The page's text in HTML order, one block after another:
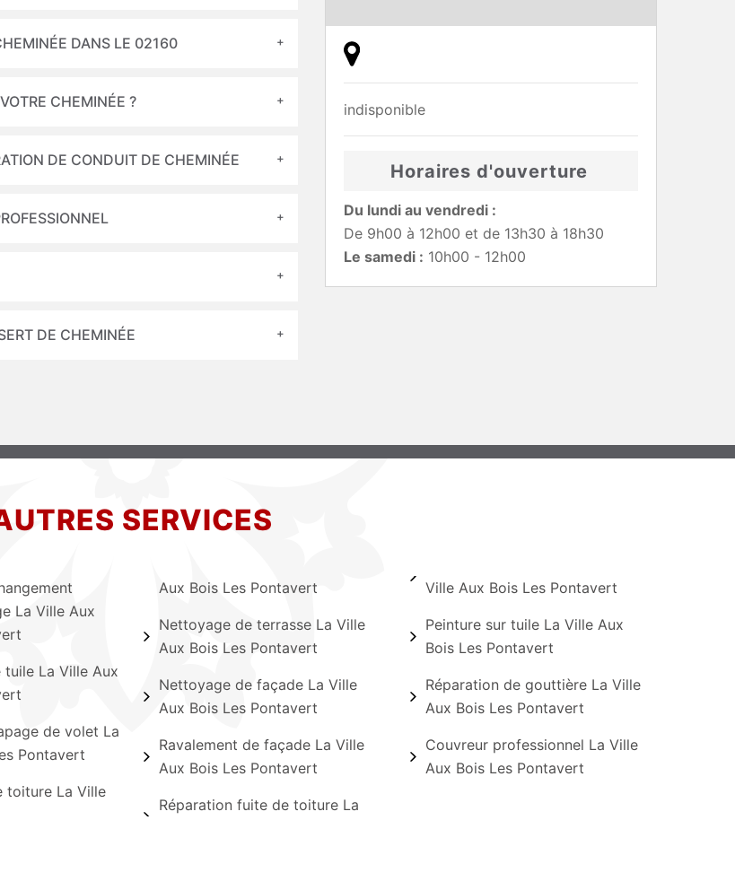
DANS LE 02160
CHEMINÉE ?
DE CONDUIT DE CHEMINÉE
DE CHEMINÉE
indisponible
Horaires d'ouverture
Du lundi au vendredi :
De 9h00 à 12h00 et de 13h30 à 18h30
Le samedi : 10h00 - 12h00
SERVICES
La Ville Aux
tuile La Ville Aux
de volet La
Pontavert
toiture La Ville
Aux Bois Les Pontavert
Nettoyage de terrasse La Ville
Aux Bois Les Pontavert
Nettoyage de façade La Ville
Aux Bois Les Pontavert
Ravalement de façade La Ville
Aux Bois Les Pontavert
Réparation fuite de toiture La
Ville Aux Bois Les Pontavert
Peinture sur tuile La Ville Aux
Bois Les Pontavert
Réparation de gouttière La Ville
Aux Bois Les Pontavert
Couvreur professionnel La Ville
Aux Bois Les Pontavert